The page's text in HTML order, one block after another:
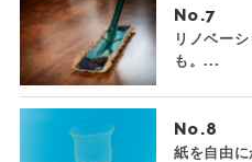
No.
リノベー
も。...
No.
紙を自由